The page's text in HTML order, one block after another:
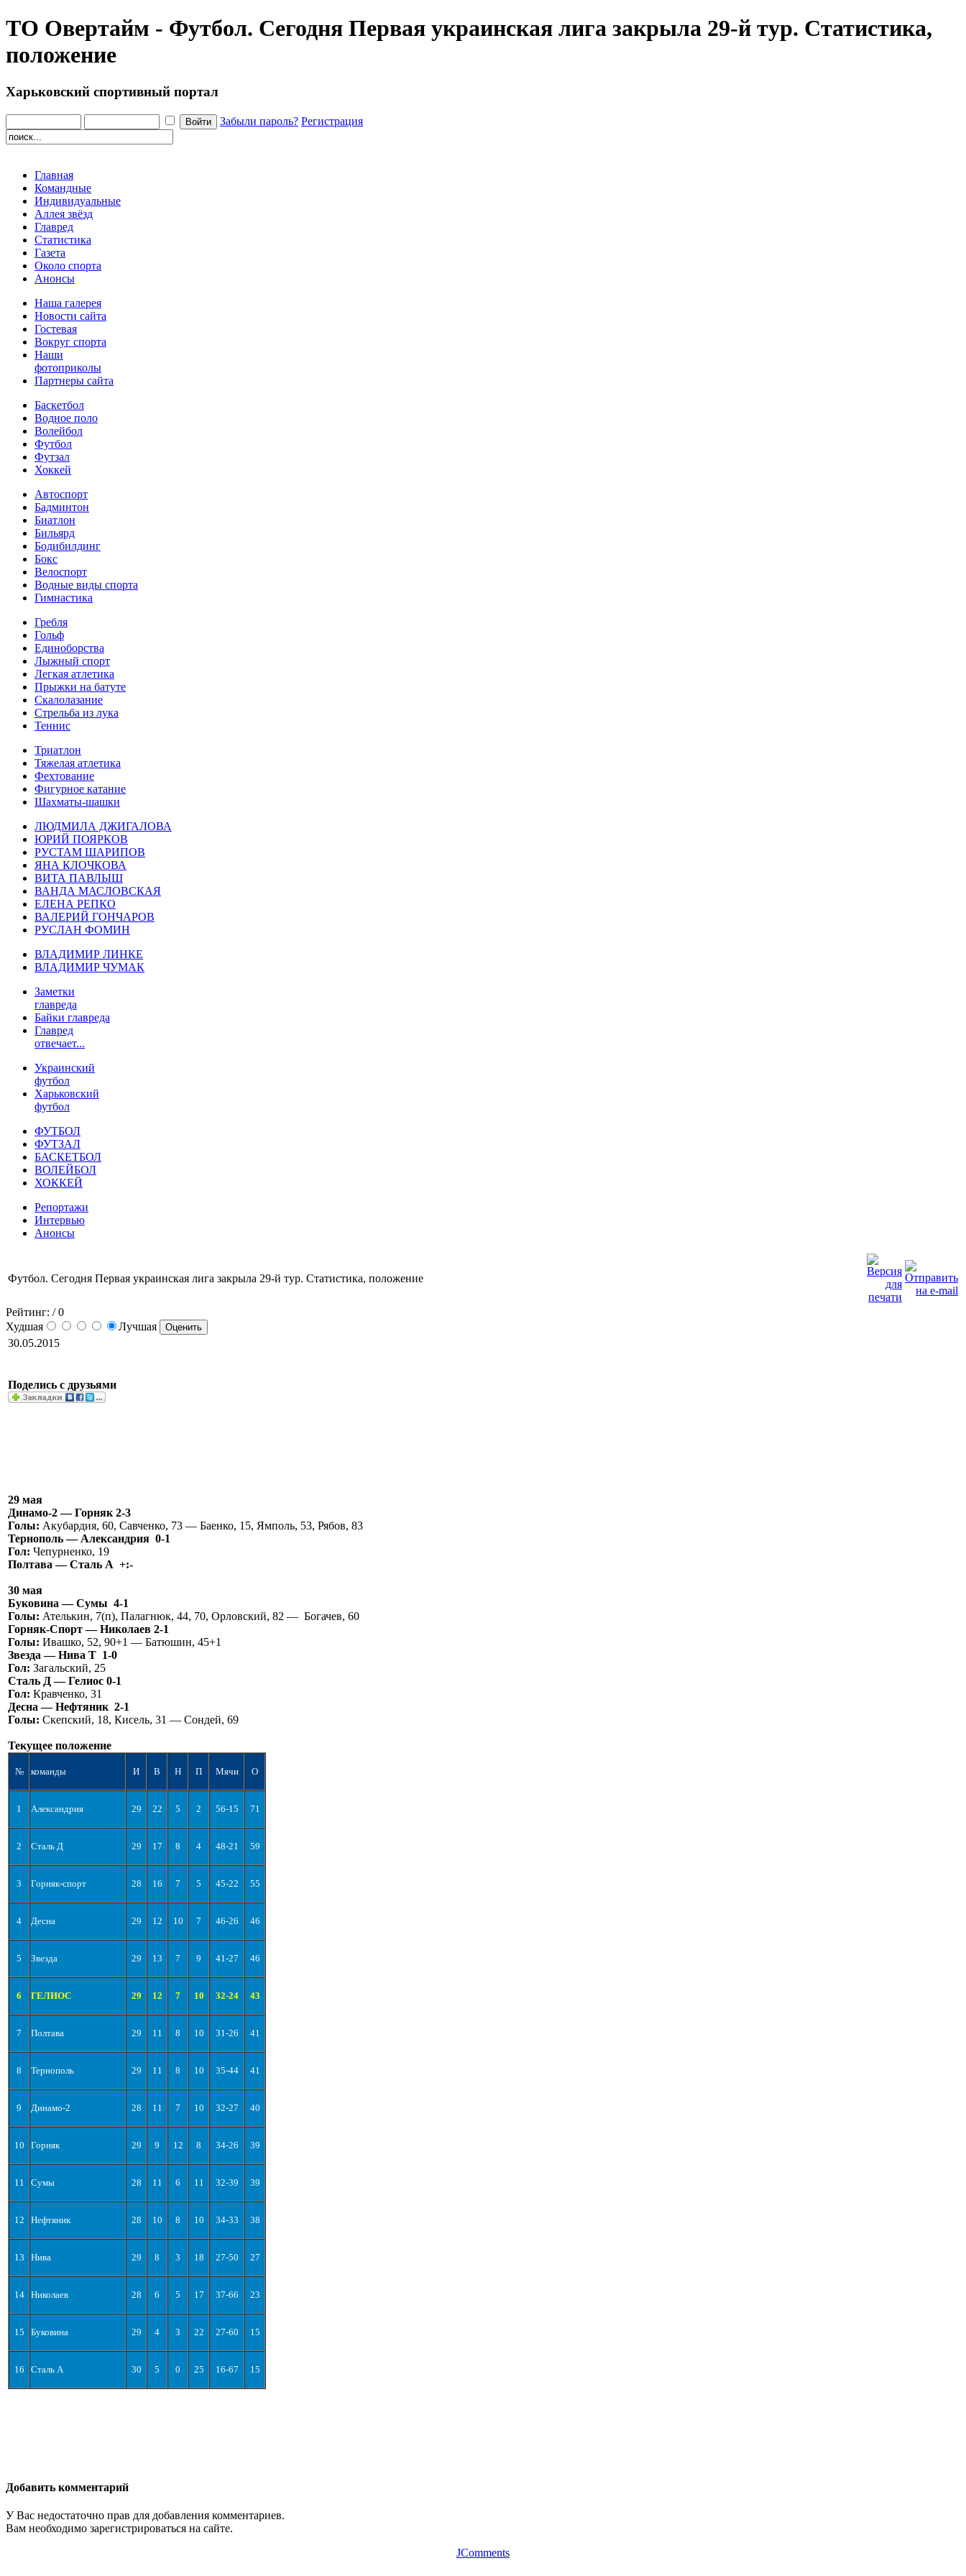
ТО Овертайм - Футбол. Сегодня Первая украинская лига закрыла 29-й тур. Статистика,
положение
Харьковский спортивный портал
Забыли пароль? Регистрация
Главная
Командные
Индивидуальные
Аллея звёзд
Главред
Статистика
Газета
Около спорта
Анонсы
Наша галерея
Новости сайта
Гостевая
Вокруг спорта
Наши
фотоприколы
Партнеры сайта
Баскетбол
Водное поло
Волейбол
Футбол
Футзал
Хоккей
Автоспорт
Бадминтон
Биатлон
Бильярд
Бодибилдинг
Бокс
Велоспорт
Водные виды спорта
Гимнастика
Гребля
Гольф
Единоборства
Лыжный спорт
Легкая атлетика
Прыжки на батуте
Скалолазание
Стрельба из лука
Теннис
Триатлон
Тяжелая атлетика
Фехтование
Фигурное катание
Шахматы-шашки
ЛЮДМИЛА ДЖИГАЛОВА
ЮРИЙ ПОЯРКОВ
РУСТАМ ШАРИПОВ
ЯНА КЛОЧКОВА
ВИТА ПАВЛЫШ
ВАНДА МАСЛОВСКАЯ
ЕЛЕНА РЕПКО
ВАЛЕРИЙ ГОНЧАРОВ
РУСЛАН ФОМИН
ВЛАДИМИР ЛИНКЕ
ВЛАДИМИР ЧУМАК
Заметки
главреда
Байки главреда
Главред
отвечает...
Украинский
футбол
Харьковский
футбол
ФУТБОЛ
ФУТЗАЛ
БАСКЕТБОЛ
ВОЛЕЙБОЛ
ХОККЕЙ
Репортажи
Интервью
Анонсы
Футбол. Сегодня Первая украинская лига закрыла 29-й тур. Статистика, положение
Рейтинг: / 0
Худшая
Лучшая
30.05.2015
Поделись с друзьями
29 мая
Динамо-2 — Горняк 2-3
Голы: Акубардия, 60, Савченко, 73 — Баенко, 15, Ямполь, 53, Рябов, 83
Тернополь — Александрия 0-1
Гол: Чепурненко, 19
Полтава — Сталь А +:-
30 мая
Буковина — Сумы 4-1
Голы: Ателькин, 7(п), Палагнюк, 44, 70, Орловский, 82 — Богачев, 60
Горняк-Спорт — Николаев 2-1
Голы: Ивашко, 52, 90+1 — Батюшин, 45+1
Звезда — Нива Т 1-0
Гол: Загальский, 25
Сталь Д — Гелиос 0-1
Гол: Кравченко, 31
Десна — Нефтяник 2-1
Голы: Скепский, 18, Кисель, 31 — Сондей, 69
Текущее положение
№ команды И В Н П Мячи О
1 Александрия 29 22 5 2 56-15 71
2 Сталь Д 29 17 8 4 48-21 59
3 Горняк-спорт 28 16 7 5 45-22 55
4 Десна 29 12 10 7 46-26 46
5 Звезда 29 13 7 9 41-27 46
6 ГЕЛИОС 29 12 7 10 32-24 43
7 Полтава 29 11 8 10 31-26 41
8 Тернополь 29 11 8 10 35-44 41
9 Динамо-2 28 11 7 10 32-27 40
10 Горняк 29 9 12 8 34-26 39
11 Сумы 28 11 6 11 32-39 39
12 Нефтяник 28 10 8 10 34-33 38
13 Нива 29 8 3 18 27-50 27
14 Николаев 28 6 5 17 37-66 23
15 Буковина 29 4 3 22 27-60 15
16 Сталь А 30 5 0 25 16-67 15
Добавить комментарий
У Вас недостаточно прав для добавления комментариев.
Вам необходимо зарегистрироваться на сайте.
JComments